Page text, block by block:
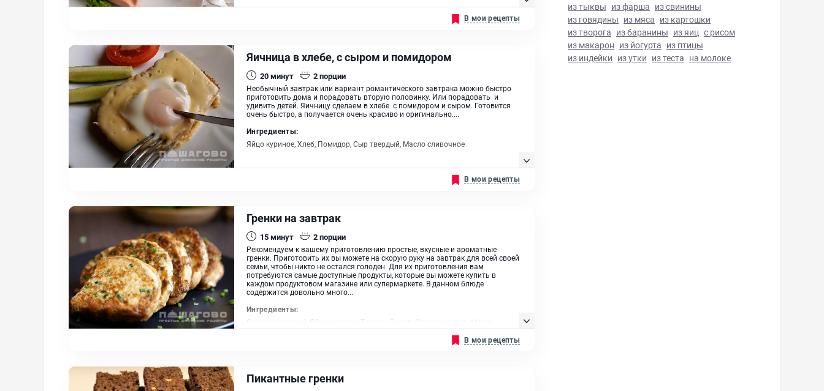
В мои рецепты
Яичница в хлебе, с сыром и помидором
20минут 2порции
Необычный завтрак или вариант романтического завтрака можно быстро
приготовить дома и порадовать вторую половинку. Или порадовать и
удивить детей. Яичницу сделаем в хлебе с помидором и сыром. Готовится
очень быстро, а получается очень красиво и оригинально....
Ингредиенты:
Яйцо куриное, Хлеб, Помидор, Сыр твердый, Масло сливочное
В мои рецепты
Гренки на завтрак
15минут 2порции
Рекомендуем к вашему приготовлению простые, вкусные и ароматные
гренки. Приготовить их вы можете на скорую руку на завтрак для всей своей
семьи, чтобы никто не остался голоден. Для их приготовления вам
потребуются самые доступные продукты, которые вы можете купить в
каждом продуктовом магазине или супермаркете. В данном блюде
содержится довольно много...
Ингредиенты:
Сыр плавленный, Яйцо куриное, Тостовый хлеб, Свежая зелень, Масло
В мои рецепты
Пикантные гренки
из тыквы из фарша из свинины
из говядины из мяса из картошки
из творога из баранины из яиц с рисом
из макарон из йогурта из птицы
из индейки из утки из теста на молоке